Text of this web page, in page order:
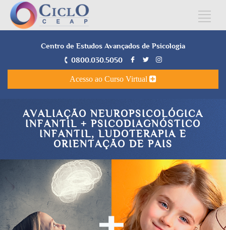
Centro de Estudos Avançados de Psicologia
0800.030.5050
Acesso ao Curso Virtual
AVALIAÇÃO NEUROPSICOLÓGICA
INFANTIL + PSICODIAGNÓSTICO
INFANTIL, LUDOTERAPIA E
ORIENTAÇÃO DE PAIS